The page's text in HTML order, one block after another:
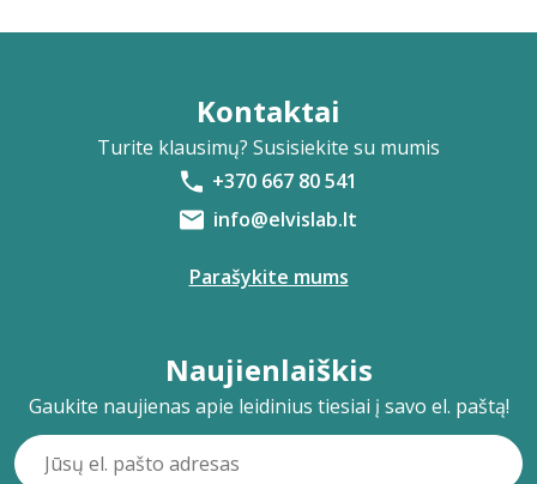
Kontaktai
Turite klausimų? Susisiekite su mumis
+370 667 80 541
info@elvislab.lt
Parašykite mums
Naujienlaiškis
Gaukite naujienas apie leidinius tiesiai į savo el. paštą!